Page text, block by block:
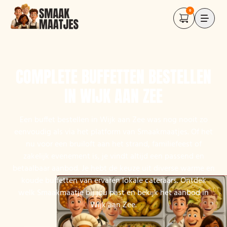
0
koude buffetten van ervaren lokale cateraars. Ontdek
welk Smaakmaatje bij jou past en bekijk het aanbod in
Wijk aan Zee.